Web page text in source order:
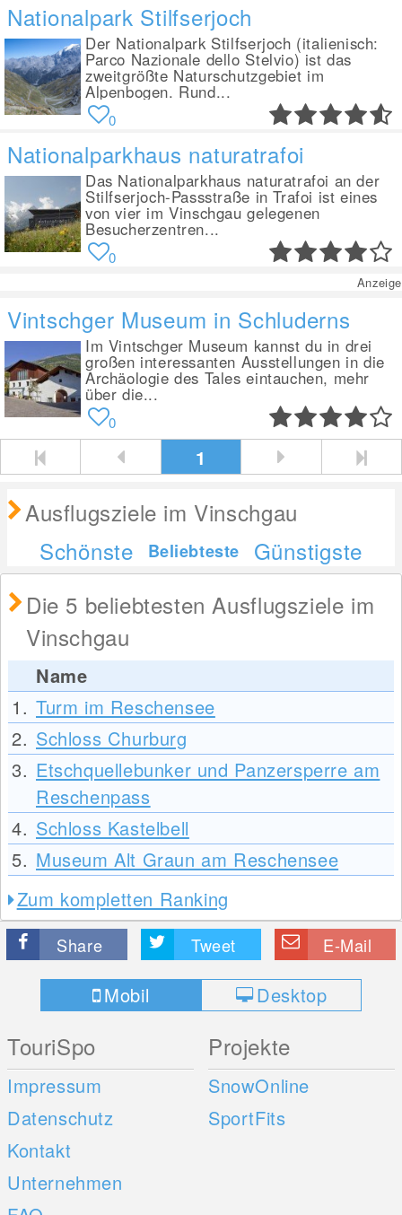
Nationalpark Stilfserjoch
Der Nationalpark Stilfserjoch (italienisch:
Parco Nazionale dello Stelvio) ist das
zweitgrößte Naturschutzgebiet im
Alpenbogen. Rund...
0
Nationalparkhaus naturatrafoi
Das Nationalparkhaus naturatrafoi an der
Stilfserjoch-Passstraße in Trafoi ist eines
von vier im Vinschgau gelegenen
Besucherzentren...
0
Anzeige
Vintschger Museum in Schluderns
Im Vintschger Museum kannst du in drei
großen interessanten Ausstellungen in die
Archäologie des Tales eintauchen, mehr
über die...
0
1
Ausflugsziele im Vinschgau
Schönste
Beliebteste
Günstigste
Die 5 beliebtesten Ausflugsziele im
Vinschgau
Name
1. Turm im Reschensee
2. Schloss Churburg
3. Etschquellebunker und Panzersperre am
Reschenpass
4. Schloss Kastelbell
5. Museum Alt Graun am Reschensee
Zum kompletten Ranking
Share Tweet E-Mail
Mobil Desktop
TouriSpo
Impressum
Datenschutz
Kontakt
Unternehmen
Projekte
SnowOnline
SportFits